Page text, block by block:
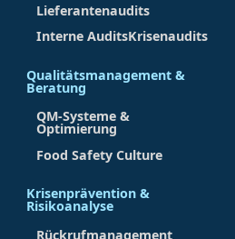
Lieferantenaudits
Interne AuditsKrisenaudits
Qualitätsmanagement &
Beratung
QM-Systeme &
Optimierung
Food Safety Culture
Krisenprävention &
Risikoanalyse
Rückrufmanagement